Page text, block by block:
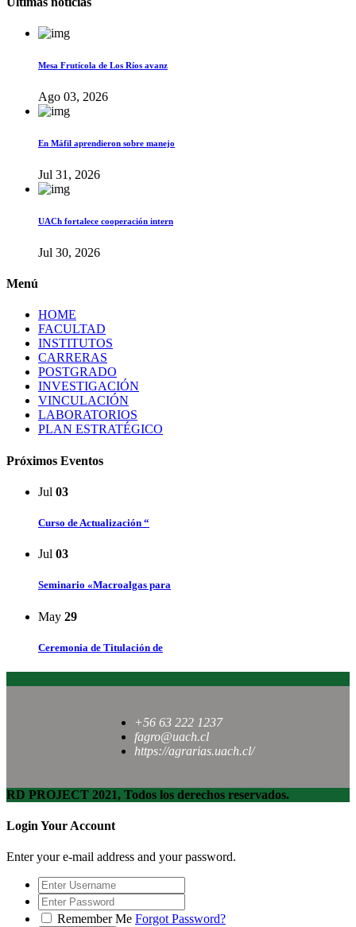
Mesa Frutícola de Los Ríos avanz
Ago 03, 2026
En Máfil aprendieron sobre manejo
Jul 31, 2026
UACh fortalece cooperación intern
Jul 30, 2026
Menú
HOME
FACULTAD
INSTITUTOS
CARRERAS
POSTGRADO
INVESTIGACIÓN
VINCULACIÓN
LABORATORIOS
PLAN ESTRATÉGICO
Próximos Eventos
Jul 03
Curso de Actualización “
Jul 03
Seminario «Macroalgas para
May 29
Ceremonia de Titulación de
+56 63 222 1237
fagro@uach.cl
https://agrarias.uach.cl/
RD PROJECT 2021, Todos los derechos reservados.
Login Your Account
Enter your e-mail address and your password.
Remember Me Forgot Password?